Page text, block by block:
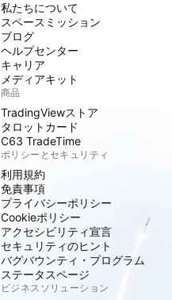
私たちについて
スペースミッション
ブログ
ヘルプセンター
キャリア
メディアキット
商品
TradingViewストア
タロットカード
C63 TradeTime
ポリシーとセキュリティ
利用規約
免責事項
プライバシーポリシー
Cookieポリシー
アクセシビリティ宣言
セキュリティのヒント
バグバウンティ・プログラム
ステータスページ
ビジネスソリューション